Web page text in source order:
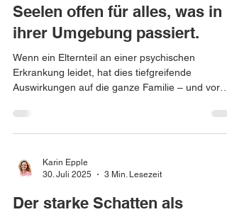
Seelen offen für alles, was in
ihrer Umgebung passiert.
Wenn ein Elternteil an einer psychischen
Erkrankung leidet, hat dies tiefgreifende
Auswirkungen auf die ganze Familie – und vor
Karin Epple
30. Juli 2025
3 Min. Lesezeit
Der starke Schatten als